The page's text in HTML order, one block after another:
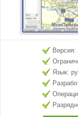
Версия:
Язык: